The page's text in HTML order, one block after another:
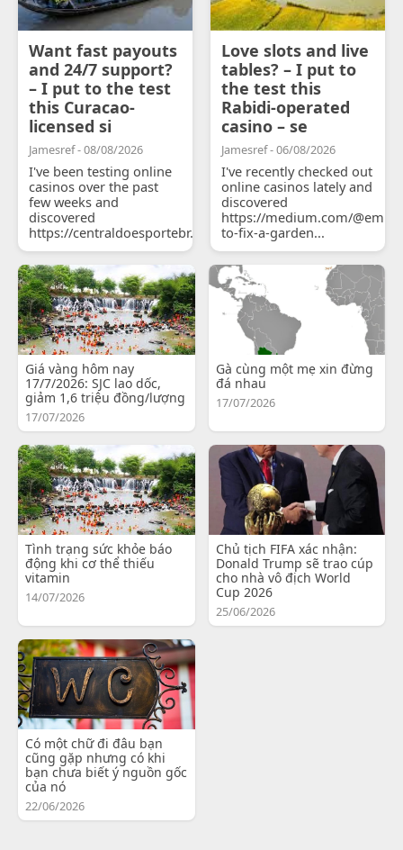
Want fast payouts
and 24/7 support?
– I put to the test
this Curacao-
licensed si
Jamesref - 08/08/2026
I've been testing online
casinos over the past
few weeks and
discovered
https://centraldoesportebr.substack.com/p/cucure...
Love slots and live
tables? – I put to
the test this
Rabidi-operated
casino – se
Jamesref - 06/08/2026
I've recently checked out
online casinos lately and
discovered
https://medium.com/
to-fix-a-garden...
Giá vàng hôm nay
17/7/2026: SJC lao dốc,
giảm 1,6 triệu đồng/lượng
17/07/2026
Gà cùng một mẹ xin đừng
đá nhau
17/07/2026
Tình trạng sức khỏe báo
động khi cơ thể thiếu
vitamin
14/07/2026
Chủ tịch FIFA xác nhận:
Donald Trump sẽ trao cúp
cho nhà vô địch World
Cup 2026
25/06/2026
Có một chữ đi đâu bạn
cũng gặp nhưng có khi
bạn chưa biết ý nguồn gốc
của nó
22/06/2026